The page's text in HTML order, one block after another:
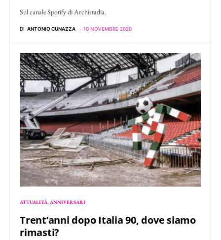
Sul canale Spotify di Archistadia.
DI ANTONIO CUNAZZA 10 NOVEMBRE 2020
ATTUALITÀ ANNIVERSARI
Trent’anni dopo Italia 90, dove siamo
rimasti?